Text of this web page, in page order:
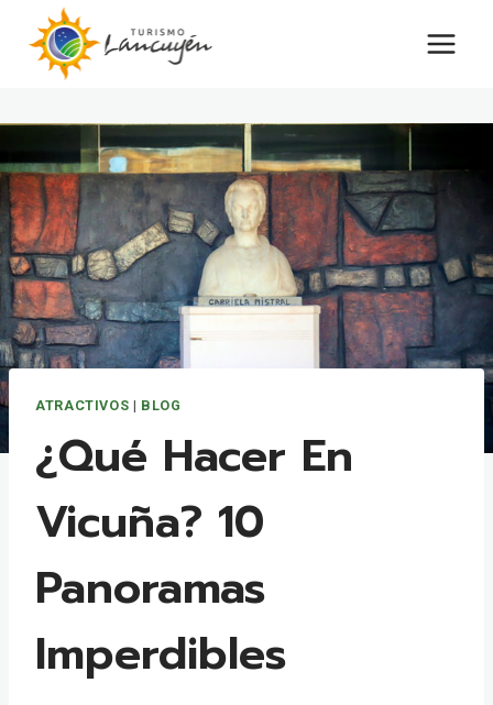
Saltar
contenido
ATRACTIVOS | BLOG
¿Qué Hacer En
Vicuña? 10
Panoramas
Imperdibles